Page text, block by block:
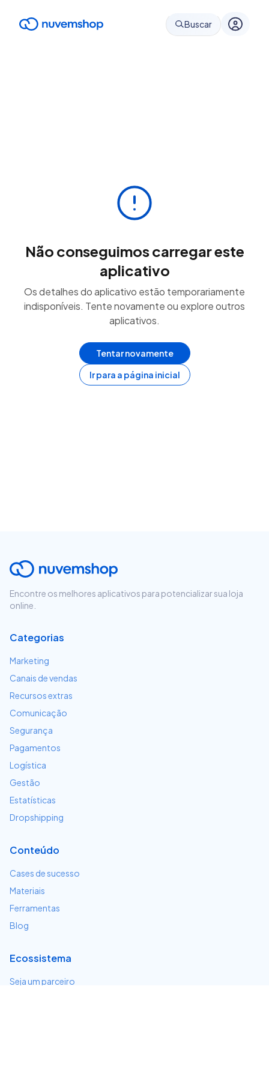
Buscar
Não conseguimos carregar este
aplicativo
Os detalhes do aplicativo estão temporariamente
indisponíveis. Tente novamente ou explore outros
aplicativos.
Tentar novamente
Ir para a página inicial
Encontre os melhores aplicativos para potencializar sua loja
online.
Categorias
Marketing
Canais de vendas
Recursos extras
Comunicação
Segurança
Pagamentos
Logística
Gestão
Estatísticas
Dropshipping
Conteúdo
Cases de sucesso
Materiais
Ferramentas
Blog
Ecossistema
Seja um parceiro